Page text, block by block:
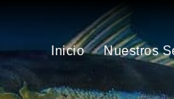
Inicio Nuestros